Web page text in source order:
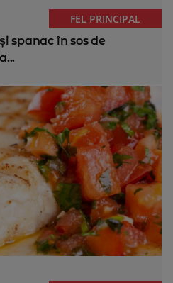
FEL PRINCIPAL
spanac în sos de